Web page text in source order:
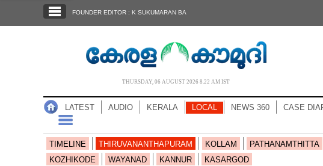
NOTIFIED NEWS
FOUNDER EDITOR : K SUKUMARAN BA
THURSDAY, 06 AUGUST 2026 8.22 AM IST
LATEST AUDIO KERALA LOCAL NEWS 360 CASE
TIMELINE THIRUVANANTHAPURAM KOLLAM PATHANAMTHITTA
KOZHIKODE
WAYANAD KANNUR KASARGOD